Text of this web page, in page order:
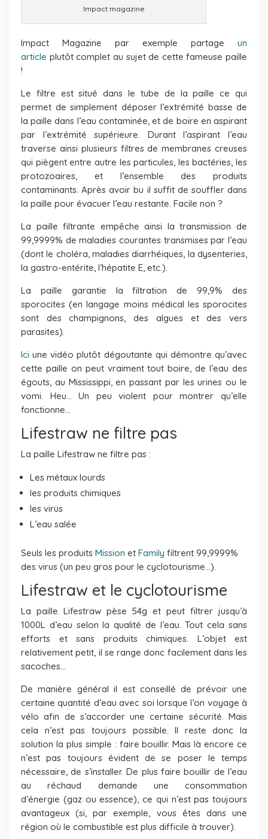
Impact magazine
Impact Magazine par exemple partage un
article plutôt complet au sujet de cette fameuse paille
!
Le filtre est situé dans le tube de la paille ce qui
permet de simplement déposer l’extrémité basse de
la paille dans l’eau contaminée, et de boire en aspirant
par l’extrémité supérieure. Durant l’aspirant l’eau
traverse ainsi plusieurs filtres de membranes creuses
qui piègent entre autre les particules, les bactéries, les
protozoaires, et l’ensemble des produits
contaminants. Après avoir bu il suffit de souffler dans
la paille pour évacuer l’eau restante. Facile non ?
La paille filtrante empêche ainsi la transmission de
99,9999% de maladies courantes transmises par l’eau
(dont le choléra, maladies diarrhéiques, la dysenteries,
la gastro-entérite, l’hépatite E, etc.).
La paille garantie la filtration de 99,9% des
sporocites (en langage moins médical les sporocites
sont des champignons, des algues et des vers
parasites).
Ici une vidéo plutôt dégoutante qui démontre qu’avec
cette paille on peut vraiment tout boire, de l’eau des
égouts, au Mississippi, en passant par les urines ou le
vomi. Heu… Un peu violent pour montrer qu’elle
fonctionne…
Lifestraw ne filtre pas
La paille Lifestraw ne filtre pas :
Les métaux lourds
les produits chimiques
les virus
L’eau salée
Seuls les produits Mission et Family filtrent 99,9999%
des virus (un peu gros pour le cyclotourisme…).
Lifestraw et le cyclotourisme
La paille Lifestraw pèse 54g et peut filtrer jusqu’à
1000L d’eau selon la qualité de l’eau. Tout cela sans
efforts et sans produits chimiques. L’objet est
relativement petit, il se range donc facilement dans les
sacoches…
De manière général il est conseillé de prévoir une
certaine quantité d’eau avec soi lorsque l’on voyage à
vélo afin de s’accorder une certaine sécurité. Mais
cela n’est pas toujours possible. Il reste donc la
solution la plus simple : faire bouillir. Mais là encore ce
n’est pas toujours évident de se poser le temps
nécessaire, de s’installer. De plus faire bouillir de l’eau
au réchaud demande une consommation
d’énergie (gaz ou essence), ce qui n’est pas toujours
avantageux (si, par exemple, vous êtes dans une
région où le combustible est plus difficile à trouver).